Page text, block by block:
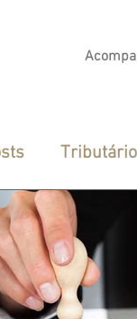
Tributário
de Bens